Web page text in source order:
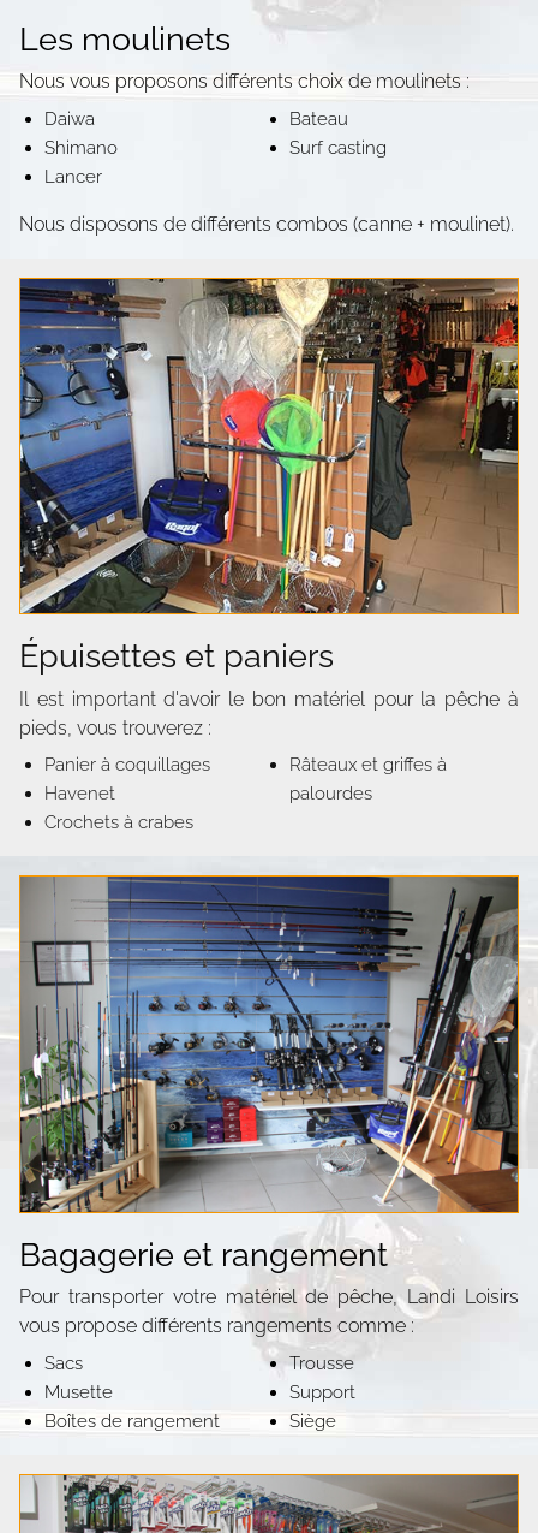
Les moulinets
Nous vous proposons différents choix de moulinets :
Daiwa
Shimano
Lancer
Bateau
Surf casting
Nous disposons de différents combos (canne + moulinet).
Épuisettes et paniers
Il est important d'avoir le bon matériel pour la pêche à
pieds, vous trouverez :
Panier à coquillages
Havenet
Crochets à crabes
Râteaux et griffes à
palourdes
Bagagerie et rangement
Pour transporter votre matériel de pêche, Landi Loisirs
vous propose différents rangements comme :
Sacs
Musette
Boîtes de rangement
Trousse
Support
Siège